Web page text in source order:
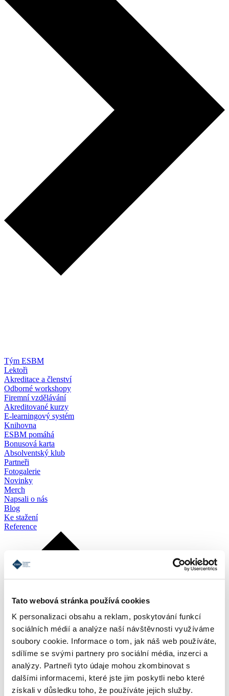
Tato webová stránka používá cookies
K personalizaci obsahu a reklam, poskytování funkcí
sociálních médií a analýze naší návštěvnosti využíváme
soubory cookie. Informace o tom, jak náš web používáte,
sdílíme se svými partnery pro sociální média, inzerci a
analýzy. Partneři tyto údaje mohou zkombinovat s
dalšími informacemi, které jste jim poskytli nebo které
získali v důsledku toho, že používáte jejich služby.
Tým ESBM
Lektoři
Akreditace a členství
Odborné workshopy
Firemní vzdělávání
Akreditované kurzy
E-learningový systém
Knihovna
ESBM pomáhá
Bonusová karta
Absolventský klub
Partneři
Fotogalerie
Novinky
Merch
Napsali o nás
Blog
Ke stažení
Reference